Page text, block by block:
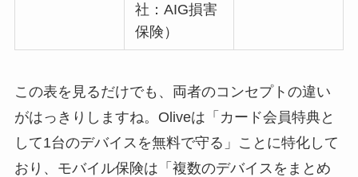
社：AIG損害
保険）
この表を見るだけでも、両者のコンセプトの違い
がはっきりしますね。Oliveは「カード会員特典と
して1台のデバイスを無料で守る」ことに特化して
おり、モバイル保険は「複数のデバイスをまとめ